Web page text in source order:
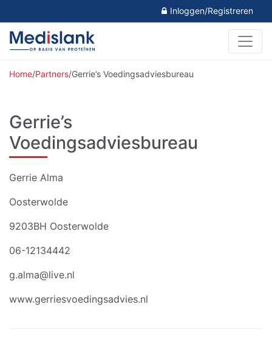
Inloggen/Registreren
Home/Partners/Gerrie’s Voedingsadviesbureau
Gerrie’s
Voedingsadviesbureau
Gerrie Alma
Oosterwolde
9203BH Oosterwolde
06-12134442
g.alma@live.nl
www.gerriesvoedingsadvies.nl